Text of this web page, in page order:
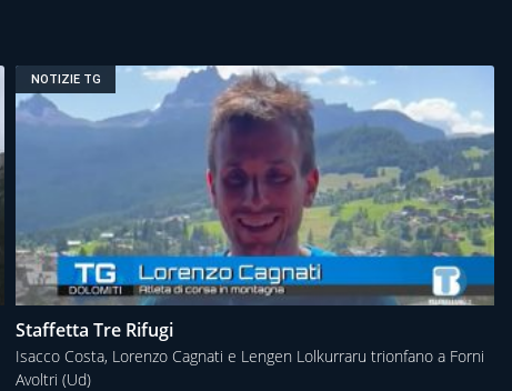
NOTIZIE TG
Staffetta Tre Rifugi
Isacco Costa, Lorenzo Cagnati e Lengen Lolkurraru trionfano a Forni
Avoltri (Ud)